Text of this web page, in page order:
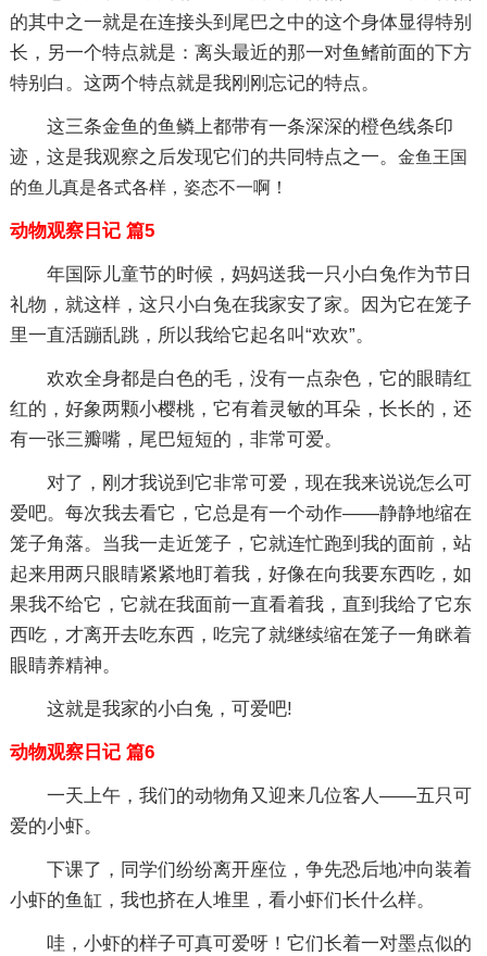
的其中之一就是在连接头到尾巴之中的这个身体显得特别
长，另一个特点就是：离头最近的那一对鱼鳍前面的下方
特别白。这两个特点就是我刚刚忘记的特点。
这三条金鱼的鱼鳞上都带有一条深深的橙色线条印
迹，这是我观察之后发现它们的共同特点之一。 金鱼王国
的鱼儿真是各式各样，姿态不一啊！
动物观察日记 篇5
年国际儿童节的时候，妈妈送我一只小白兔作为节日
礼物，就这样，这只小白兔在我家安了家。因为它在笼子
里一直活蹦乱跳，所以我给它起名叫“欢欢”。
欢欢全身都是白色的毛，没有一点杂色，它的眼睛红
红的，好象两颗小樱桃，它有着灵敏的耳朵，长长的，还
有一张三瓣嘴，尾巴短短的，非常可爱。
对了，刚才我说到它非常可爱，现在我来说说怎么可
爱吧。每次我去看它，它总是有一个动作——静静地缩在
笼子角落。当我一走近笼子，它就连忙跑到我的面前，站
起来用两只眼睛紧紧地盯着我，好像在向我要东西吃，如
果我不给它，它就在我面前一直看着我，直到我给了它东
西吃，才离开去吃东西，吃完了就继续缩在笼子一角眯着
眼睛养精神。
这就是我家的小白兔，可爱吧!
动物观察日记 篇6
一天上午，我们的动物角又迎来几位客人——五只可
爱的小虾。
下课了，同学们纷纷离开座位，争先恐后地冲向装着
小虾的鱼缸，我也挤在人堆里，看小虾们长什么样。
哇，小虾的样子可真可爱呀！它们长着一对墨点似的